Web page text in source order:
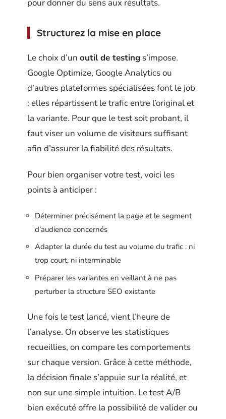
pour donner du sens aux résultats.
Structurez la mise en place
Le choix d’un outil de testing s’impose.
Google Optimize, Google Analytics ou
d’autres plateformes spécialisées font le job
: elles répartissent le trafic entre l’original et
la variante. Pour que le test soit probant, il
faut viser un volume de visiteurs suffisant
afin d’assurer la fiabilité des résultats.
Pour bien organiser votre test, voici les
points à anticiper :
Déterminer précisément la page et le segment
d’audience concernés
Adapter la durée du test au volume du trafic : ni
trop court, ni interminable
Préparer les variantes en veillant à ne pas
perturber la structure SEO existante
Une fois le test lancé, vient l’heure de
l’analyse. On observe les statistiques
recueillies, on compare les comportements
sur chaque version. Grâce à cette méthode,
la décision finale s’appuie sur la réalité, et
non sur une simple intuition. Le test A/B
bien exécuté offre la possibilité de valider ou